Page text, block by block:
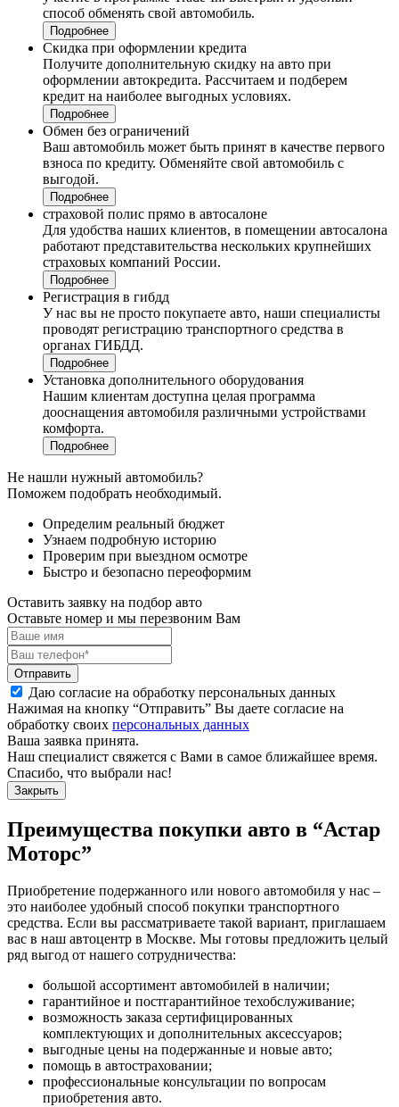
способ обменять свой автомобиль.
Подробнее
Скидка при оформлении кредита
Получите дополнительную скидку на авто при
оформлении автокредита. Рассчитаем и подберем
кредит на наиболее выгодных условиях.
Подробнее
Обмен без ограничений
Ваш автомобиль может быть принят в качестве первого
взноса по кредиту. Обменяйте свой автомобиль с
выгодой.
Подробнее
страховой полис прямо в автосалоне
Для удобства наших клиентов, в помещении автосалона
работают представительства нескольких крупнейших
страховых компаний России.
Подробнее
Регистрация в гибдд
У нас вы не просто покупаете авто, наши специалисты
проводят регистрацию транспортного средства в
органах ГИБДД.
Подробнее
Установка дополнительного оборудования
Нашим клиентам доступна целая программа
дооснащения автомобиля различными устройствами
комфорта.
Подробнее
Не нашли нужный автомобиль?
Поможем подобрать необходимый.
Определим реальный бюджет
Узнаем подробную историю
Проверим при выездном осмотре
Быстро и безопасно переоформим
Оставить заявку на подбор авто
Оставьте номер и мы перезвоним Вам
Отправить
Даю согласие на обработку персональных данных
Нажимая на кнопку “Отправить” Вы даете согласие на
обработку своих персональных данных
Ваша заявка принята.
Наш специалист свяжется с Вами в самое ближайшее время.
Спасибо, что выбрали нас!
Закрыть
Преимущества покупки авто в “Астар
Моторс”
Приобретение подержанного или нового автомобиля у нас –
это наиболее удобный способ покупки транспортного
средства. Если вы рассматриваете такой вариант, приглашаем
вас в наш автоцентр в Москве. Мы готовы предложить целый
ряд выгод от нашего сотрудничества:
большой ассортимент автомобилей в наличии;
гарантийное и постгарантийное техобслуживание;
возможность заказа сертифицированных
комплектующих и дополнительных аксессуаров;
выгодные цены на подержанные и новые авто;
помощь в автостраховании;
профессиональные консультации по вопросам
приобретения авто.